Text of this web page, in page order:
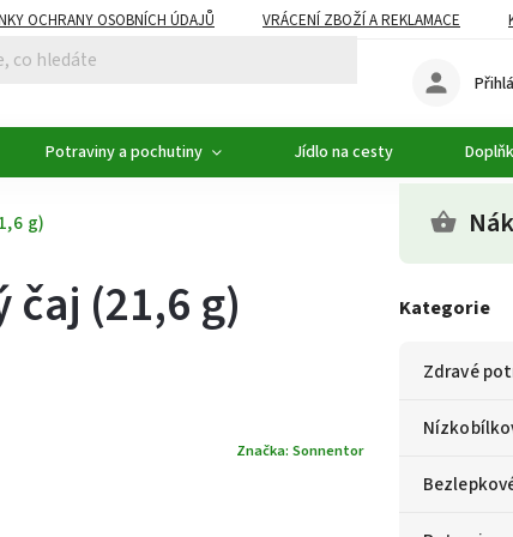
OCHRANY OSOBNÍCH ÚDAJŮ VRÁCENÍ ZBOŽÍ A REKLAMACE
AKCE, SLEVY
Potraviny a pochutiny Jídlo na cesty
g)
Kategorie
Zdravé
(21,6 g)
Značka: Sonnentor